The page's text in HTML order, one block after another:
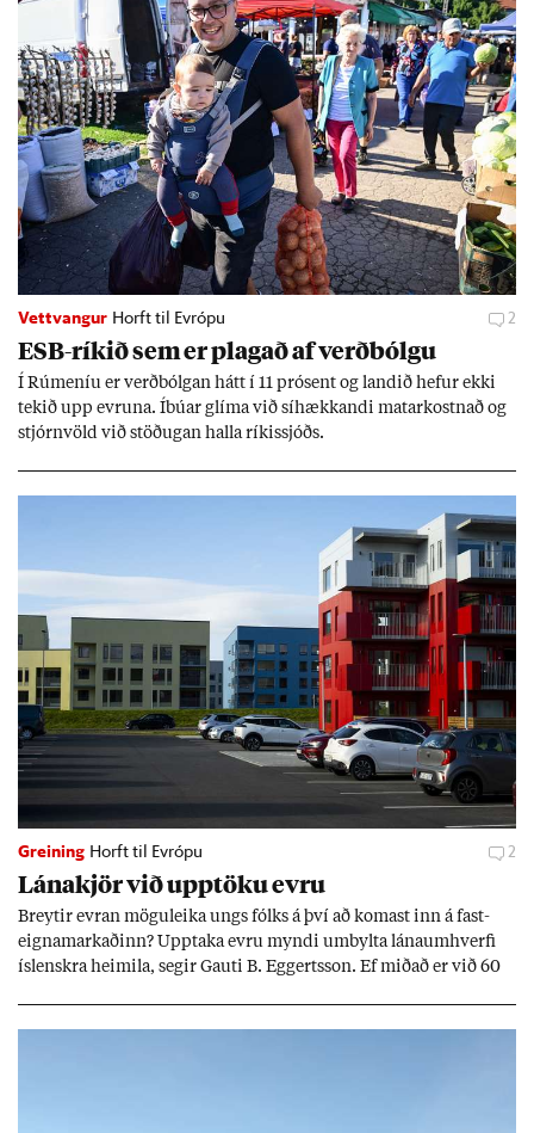
Vettvangur Horft til Evrópu 2
ESB-rík­ið sem er plag­að af verð­bólgu
Í Rúm­en­íu er verð­bólg­an hátt í 11 pró­sent og land­ið hef­ur ekki
tek­ið upp evr­una. Íbú­ar glíma við sí­hækk­andi mat­ar­kostn­að og
stjórn­völd við stöð­ug­an halla rík­is­sjóðs.
Greining Horft til Evrópu 2
Lána­kjör við upp­töku evru
Breyt­ir evr­an mögu­leika ungs fólks á því að kom­ast inn á fast­
eigna­mark­að­inn? Upp­taka evru myndi um­bylta lánaum­hverfi
ís­lenskra heim­ila, seg­ir Gauti B. Eggerts­son. Ef mið­að er við 60